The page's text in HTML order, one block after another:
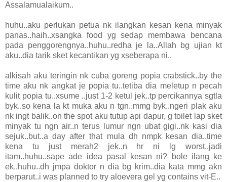
Assalamualaikum..
huhu..aku perlukan petua nk ilangkan kesan kena minyak
panas..haih..xsangka food yg sedap membawa bencana
pada penggorengnya..huhu..redha je la..Allah bg ujian kt
aku..dia tarik sket kecantikan yg xseberapa ni..
alkisah aku teringin nk cuba goreng popia crabstick..by the
time aku nk angkat je popia tu..tetiba dia meletup n pecah
kulit popia tu..xsume ..just 1-2 ketul jek..tp percikannya sgtla
byk..so kena la kt muka aku n tgn..mmg byk..ngeri plak aku
nk ingt balik..on the spot aku tutup api dapur, g toilet lap sket
minyak tu ngn air..n terus lumur ngn ubat gigi..nk kasi dia
sejuk..but..a day after that mula dh nmpk kesan dia..time
kena tu just merah2 jek..n hr ni lg worst..jadi
itam..huhu..sape ade idea pasal kesan ni? bole ilang ke
ek..huhu..dh jmpa doktor n dia bg krim..dia kata mmg akn
berparut..i was planned to try aloevera gel yg contains vit-E..